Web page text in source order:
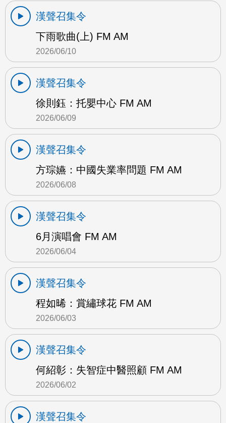
漢聲召集令
下雨歌曲(上) FM AM
2026/06/10
漢聲召集令
徐則鈺：托嬰中心 FM AM
2026/06/09
漢聲召集令
方琮嬿：中國失業率問題 FM AM
2026/06/08
漢聲召集令
6月演唱會 FM AM
2026/06/04
漢聲召集令
程如晞：賞繡球花 FM AM
2026/06/03
漢聲召集令
何紹彰：失智症中醫照顧 FM AM
2026/06/02
漢聲召集令